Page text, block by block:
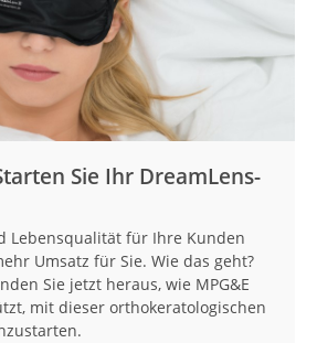
Sie Ihr DreamLens-
Lebensqualität für Ihre Kunden
Umsatz für Sie. Wie das geht?
Sie jetzt heraus, wie MPG&E
mit dieser ortho­ke­ra­to­lo­gischen